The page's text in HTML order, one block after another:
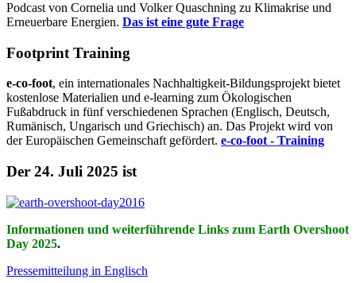
Podcast von Cornelia und Volker Quaschning zu Klimakrise und
Erneuerbare Energien. Das ist eine gute Frage
Footprint Training
e-co-foot, ein internationales Nachhaltigkeit-Bildungsprojekt bietet
kostenlose Materialien und e-learning zum Ökologischen
Fußabdruck in fünf verschiedenen Sprachen (Englisch, Deutsch,
Rumänisch, Ungarisch und Griechisch) an. Das Projekt wird von
der Europäischen Gemeinschaft gefördert. e-co-foot - Training
Der 24. Juli 2025 ist
Informationen und weiterführende Links zum Earth Overshoot
Day 2025.
Pressemitteilung in Englisch